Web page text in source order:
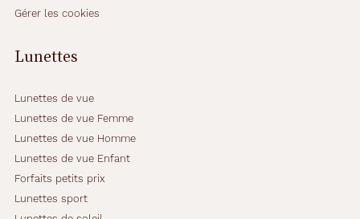
Gérer les cookies
Lunettes
Lunettes de vue
Lunettes de vue Femme
Lunettes de vue Homme
Lunettes de vue Enfant
Forfaits petits prix
Lunettes sport